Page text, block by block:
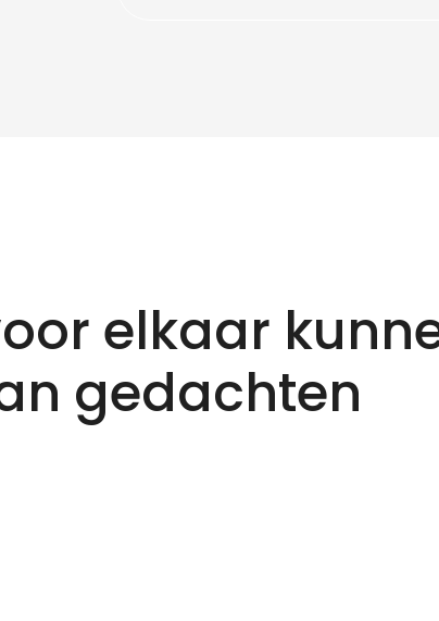
elkaar
gedachten